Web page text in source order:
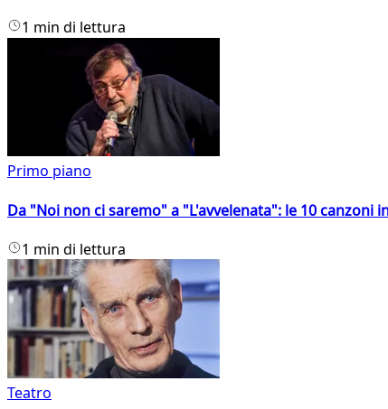
1 min di lettura
Primo piano
Da "Noi non ci saremo" a "L'avvelenata": le 10 canzoni
1 min di lettura
Teatro